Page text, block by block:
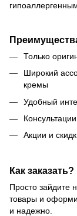
Только
Широкий
кремы
Удобный
Акции и
Как заказать?
Просто зайдите
товары и
и надежно.